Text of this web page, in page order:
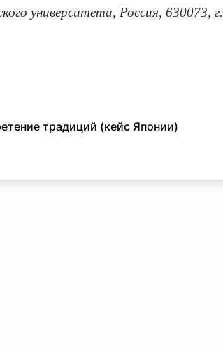
университета, Россия, 630073, г.
традиций (кейс Японии)